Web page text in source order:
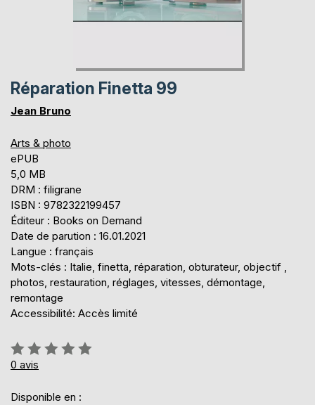
Réparation Finetta 99
Jean Bruno
Arts & photo
ePUB
5,0 MB
DRM : filigrane
ISBN : 9782322199457
Éditeur : Books on Demand
Date de parution : 16.01.2021
Langue : français
Mots-clés : Italie, finetta, réparation, obturateur, objectif ,
photos, restauration, réglages, vitesses, démontage,
remontage
Accessibilité: Accès limité
Évaluation:
0%
0 avis
Disponible en :